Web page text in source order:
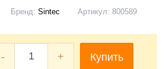
Бренд: Sintec Артикул: 800589
- + Купить